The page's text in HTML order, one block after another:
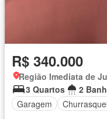
R$ 340.000
Região Imediata de
3 Quartos
2
Garagem